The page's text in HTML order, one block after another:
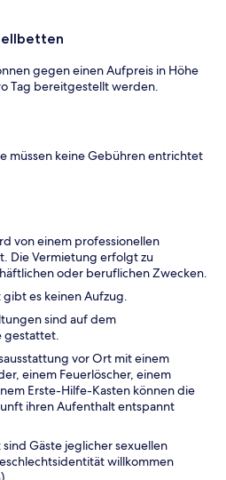
gegen einen Aufpreis in Höhe
Tag bereitgestellt werden.
müssen keine Gebühren entrichtet
von einem professionellen
Die Vermietung erfolgt zu
oder beruflichen Zwecken.
es keinen Aufzug.
sind auf dem
gestattet.
vor Ort mit einem
einem Feuerlöscher, einem
Erste-Hilfe-Kasten können die
ihren Aufenthalt entspannt
Gäste jeglicher sexuellen
willkommen